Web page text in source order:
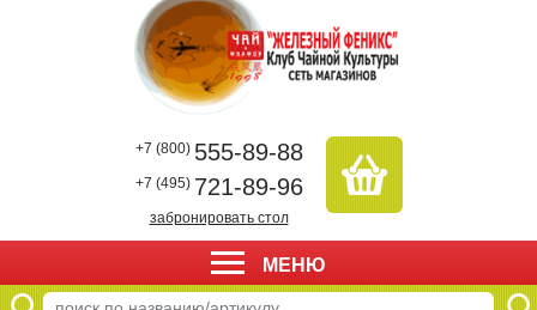
+7 (800) 555-89-88
+7 (495) 721-89-96
забронировать стол
МЕНЮ